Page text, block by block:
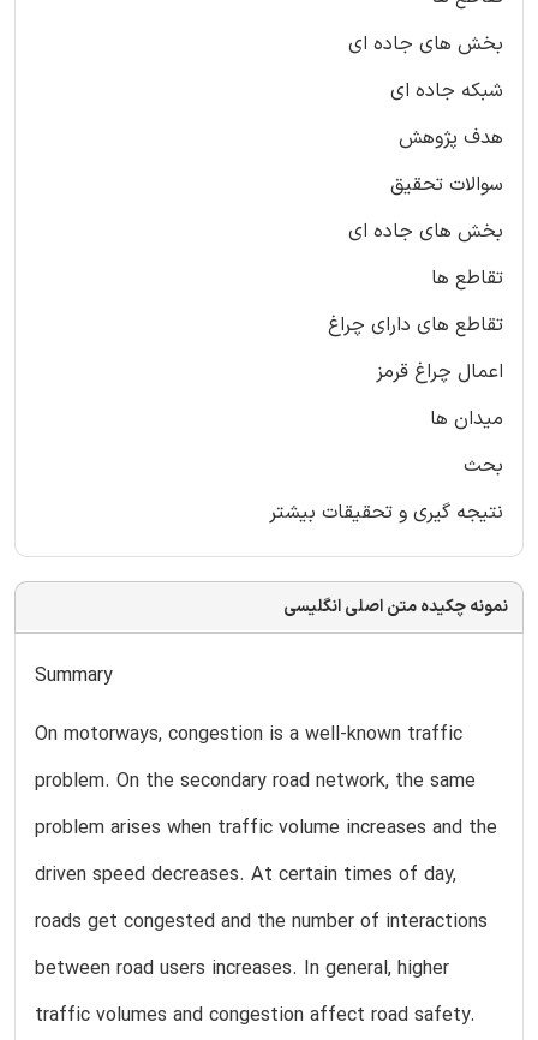
بخش های جاده ای
شبکه جاده ای
هدف پژوهش
سوالات تحقیق
بخش های جاده ای
تقاطع ها
تقاطع های دارای چراغ
اعمال چراغ قرمز
میدان ها
بحث
نتیجه گیری و تحقیقات بیشتر
نمونه چکیده متن اصلی انگلیسی
Summary
On motorways, congestion is a well-known traffic
problem. On the secondary road network, the same
problem arises when traffic volume increases and the
driven speed decreases. At certain times of day,
roads get congested and the number of interactions
between road users increases. In general, higher
traffic volumes and congestion affect road safety.